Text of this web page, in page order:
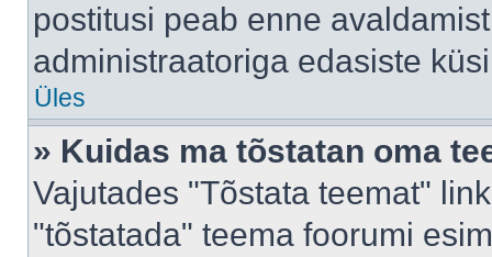
postitusi peab enne
administraatoriga edasiste
Üles
» Kuidas ma tõstatan oma
Vajutades "Tõstata teemat"
"tõstatada" teema foorumi